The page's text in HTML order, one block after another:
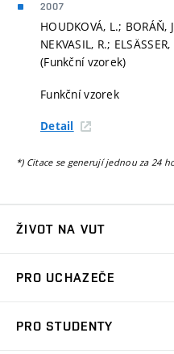
2007
HOUDKOVÁ, L.; BORÁŇ,
NEKVASIL, R.; ELSÄSSER,
(Funkční vzorek)
Funkční vzorek
Detail
*) Citace se generují jednou za 24
ŽIVOT NA VUT
Koleje
PRO UCHAZEČE
PRO STUDENTY